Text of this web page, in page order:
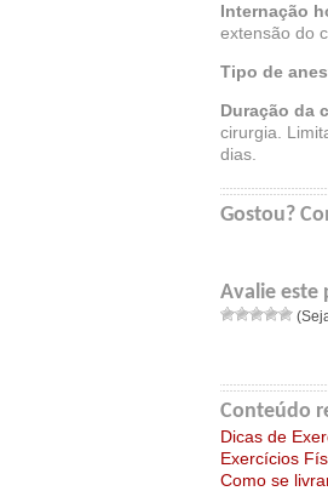
Internação
extensão do
Tipo de
Duração da
cirurgia.
dias.
Gostou?
Avalie este
Conteúdo
Dicas de
Exercícios
Como se